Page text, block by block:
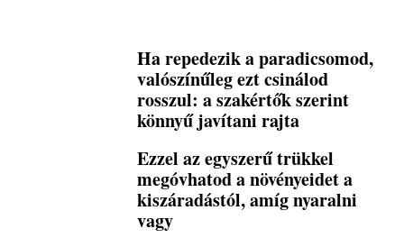
Ha repedezik a paradicsomod,
valószínűleg ezt csinálod
rosszul: a szakértők szerint
könnyű javítani rajta
Ezzel az egyszerű trükkel
megóvhatod a növényeidet a
kiszáradástól, amíg nyaralni
vagy